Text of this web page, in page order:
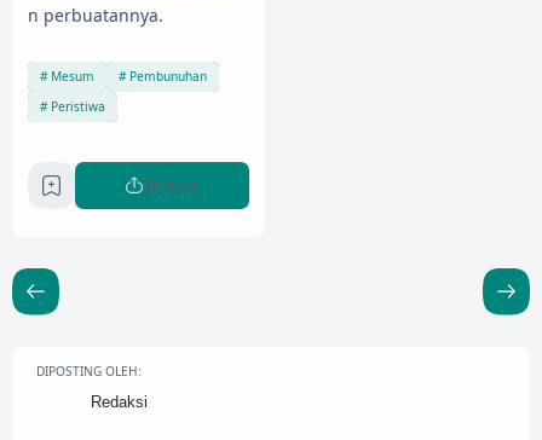
n perbuatannya.
Mesum
Pembunuhan
Peristiwa
Berbagi
DIPOSTING OLEH:
Redaksi